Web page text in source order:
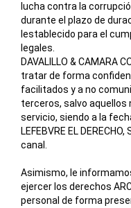
lucha contra la
durante el plazo de
lestablecido para el
legales.
DAVALILLO & CAMARA
tratar de forma
facilitados y a no
terceros, salvo aquellos
servicio, siendo a la
LEFEBVRE EL
canal.
Asimismo, le
ejercer los derechos
personal de forma